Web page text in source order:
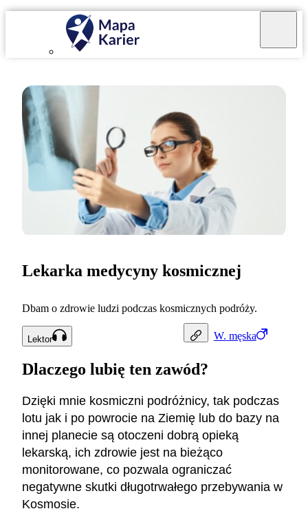
W. męska
Lekarka medycyny kosmicznej
Dbam o zdrowie ludzi podczas kosmicznych podróży.
Lektor
Dlaczego lubię ten zawód?
Dzięki mnie kosmiczni podróżnicy, tak podczas
lotu jak i po powrocie na Ziemię lub do bazy na
innej planecie są otoczeni dobrą opieką
lekarską, ich zdrowie jest na bieżąco
monitorowane, co pozwala ograniczać
negatywne skutki długotrwałego przebywania w
Kosmosie.